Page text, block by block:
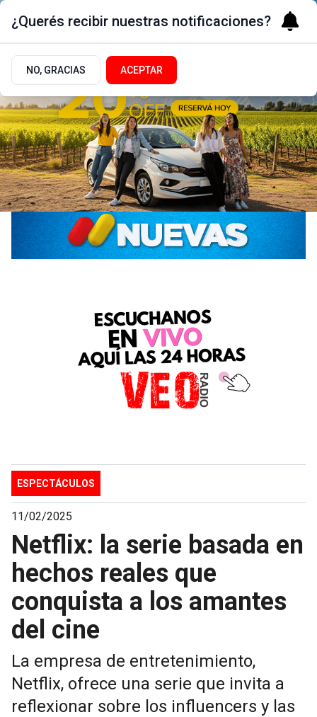
ESPECTÁCULOS
11/02/2025
Netflix: la serie basada en
hechos reales que
conquista a los amantes
del cine
La empresa de entretenimiento,
Netflix, ofrece una serie que invita a
reflexionar sobre los influencers y las
¿Querés recibir nuestras notificaciones?
NO, GRACIAS ACEPTAR